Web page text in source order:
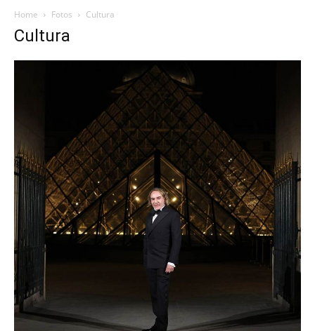
Home Fotos Cultura
Cultura